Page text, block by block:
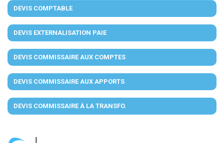
DEVIS COMPTABLE
DEVIS EXTERNALISATION PAIE
DEVIS COMMISSAIRE AUX COMPTES
DEVIS COMMISSAIRE AUX APPORTS
DEVIS COMMISSAIRE À LA TRANSFO.